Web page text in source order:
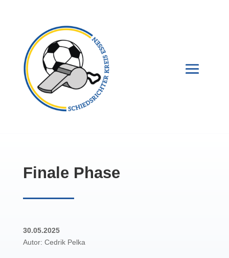
Finale Phase
30.05.2025
Autor: Cedrik Pelka